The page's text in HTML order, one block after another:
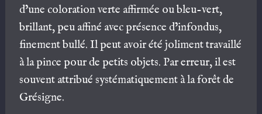
d’une coloration verte affirmée ou bleu-vert,
brillant, peu affiné avec présence d’infondus,
finement bullé. Il peut avoir été joliment travaillé
à la pince pour de petits objets. Par erreur, il est
souvent attribué systématiquement à la forêt de
Grésigne.